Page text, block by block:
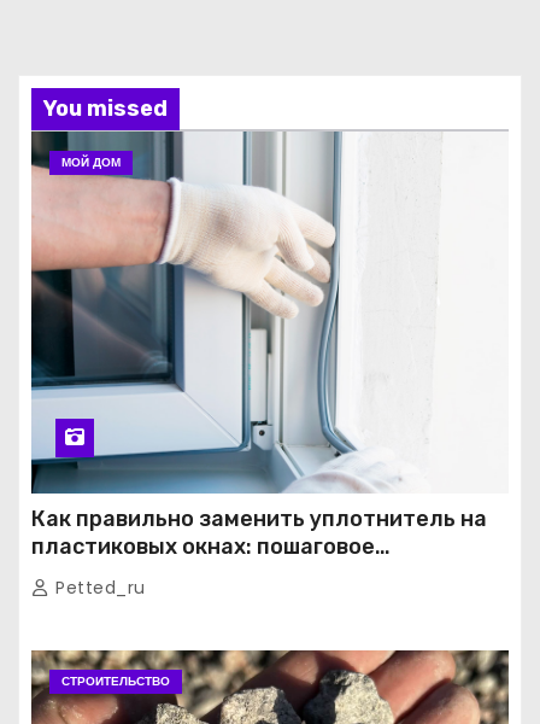
You missed
МОЙ ДОМ
Как правильно заменить уплотнитель на
пластиковых окнах: пошаговое
руководство от экспертов
Petted_ru
СТРОИТЕЛЬСТВО